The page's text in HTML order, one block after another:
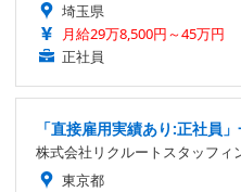
埼玉県
月給29万8,500円～45万円
正社員
「直接雇用実績あり:正社員
株式会社リクルートスタッフィ
東京都